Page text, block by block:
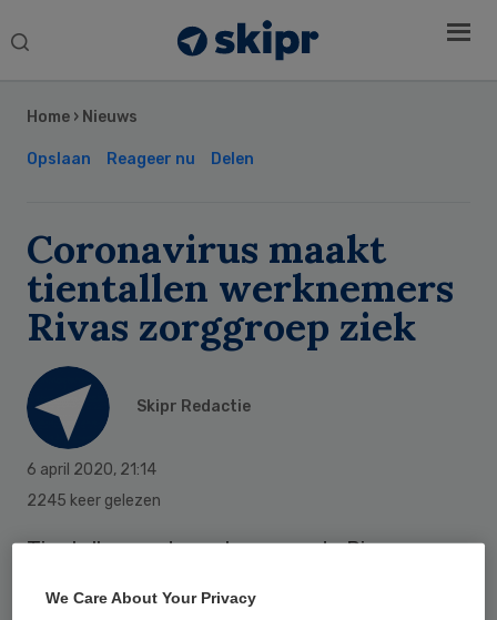
Search
Home › Nieuws
Opslaan Reageer nu Delen
Coronavirus maakt
tientallen werknemers
Rivas zorggroep ziek
Skipr Redactie
6 april 2020, 21:14
2245 keer gelezen
Tientallen medewerkers van de Rivas
Sidebar
We Care About Your Privacy